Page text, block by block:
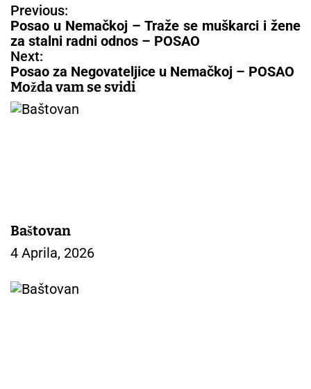
N
a
v
i
g
a
c
i
a
k
a
Previous:
Posao u Nemačkoj – Traže se muškarci i žene
za stalni radni odnos – POSAO
Next:
Posao za Negovateljice u Nemačkoj – POSAO
Možda vam se svidi
Baštovan
4 Aprila, 2026